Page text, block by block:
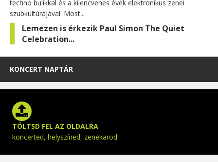
techno bulikkal és a kilencvenes évek elektronikus zenei
szubkultúrájával. Most...
Lemezen is érkezik Paul Simon The Quiet
Celebration...
KONCERT NAPTÁR
TÖLTSD FEL AZ OLDALRA
koncerted, helyszíned, zenekarod